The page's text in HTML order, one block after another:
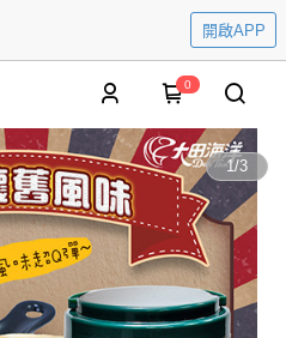
開啟APP
0
1/3